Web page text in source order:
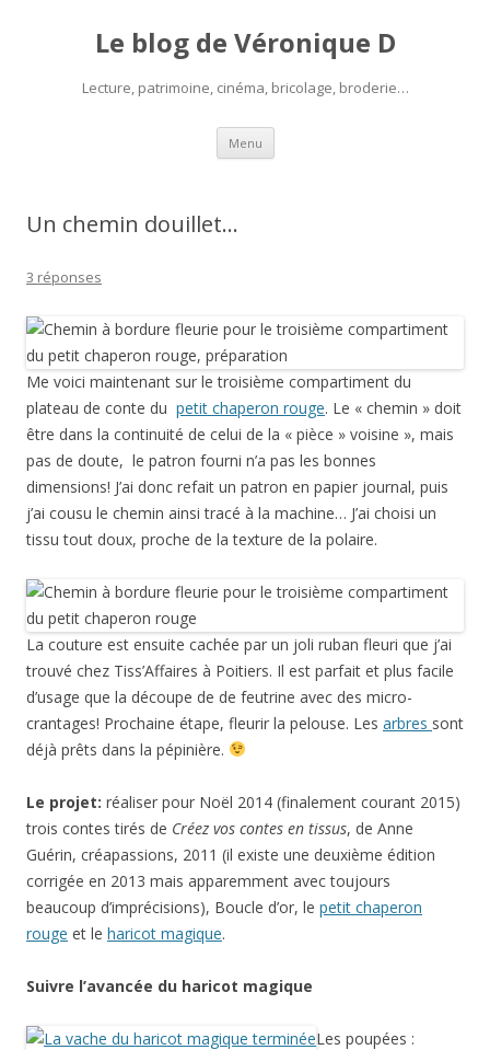
Le blog de Véronique D
Lecture, patrimoine, cinéma, bricolage, broderie…
Menu Aller
contenu
Un chemin douillet…
3 réponses
Me voici maintenant sur le troisième compartiment du
plateau de conte du petit chaperon rouge. Le « chemin » doit
être dans la continuité de celui de la « pièce » voisine », mais
pas de doute, le patron fourni n’a pas les bonnes
dimensions! J’ai donc refait un patron en papier journal, puis
j’ai cousu le chemin ainsi tracé à la machine… J’ai choisi un
tissu tout doux, proche de la texture de la polaire.
La couture est ensuite cachée par un joli ruban fleuri que j’ai
trouvé chez Tiss’Affaires à Poitiers. Il est parfait et plus facile
d’usage que la découpe de de feutrine avec des micro-
crantages! Prochaine étape, fleurir la pelouse. Les arbres sont
déjà prêts dans la pépinière.
Le projet: réaliser pour Noël 2014 (finalement courant 2015)
trois contes tirés de Créez vos contes en tissus, de Anne
Guérin, créapassions, 2011 (il existe une deuxième édition
corrigée en 2013 mais apparemment avec toujours
beaucoup d’imprécisions), Boucle d’or, le petit chaperon
rouge et le haricot magique.
Suivre l’avancée du haricot magique
Les poupées :